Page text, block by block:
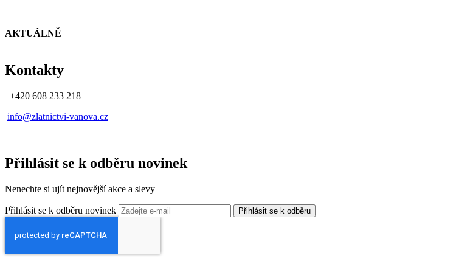
AKTUÁLNĚ
Kontakty
+420 608 233 218
info@zlatnictvi-vanova.cz
Přihlásit se k odběru novinek
Nenechte si ujít nejnovější akce a slevy
Přihlásit se k odběru novinek Přihlásit se k odběru